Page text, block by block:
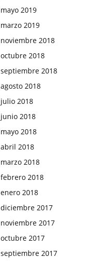
mayo 2019
marzo 2019
noviembre 2018
octubre 2018
septiembre 2018
agosto 2018
julio 2018
junio 2018
mayo 2018
abril 2018
marzo 2018
febrero 2018
enero 2018
diciembre 2017
noviembre 2017
octubre 2017
septiembre 2017